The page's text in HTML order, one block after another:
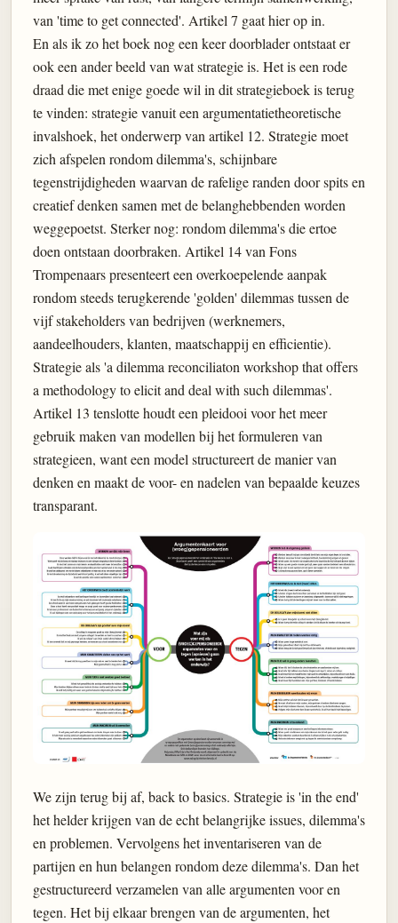
van 'time to get connected'. Artikel 7 gaat hier op in.
En als ik zo het boek nog een keer doorblader ontstaat er
ook een ander beeld van wat strategie is. Het is een rode
draad die met enige goede wil in dit strategieboek is terug
te vinden: strategie vanuit een argumentatietheoretische
invalshoek, het onderwerp van artikel 12. Strategie moet
zich afspelen rondom dilemma's, schijnbare
tegenstrijdigheden waarvan de rafelige randen door spits en
creatief denken samen met de belanghebbenden worden
weggepoetst. Sterker nog: rondom dilemma's die ertoe
doen ontstaan doorbraken. Artikel 14 van Fons
Trompenaars presenteert een overkoepelende aanpak
rondom steeds terugkerende 'golden' dilemmas tussen de
vijf stakeholders van bedrijven (werknemers,
aandeelhouders, klanten, maatschappij en efficientie).
Strategie als 'a dilemma reconciliaton workshop that offers
a methodology to elicit and deal with such dilemmas'.
Artikel 13 tenslotte houdt een pleidooi voor het meer
gebruik maken van modellen bij het formuleren van
strategieen, want een model structureert de manier van
denken en maakt de voor- en nadelen van bepaalde keuzes
transparant.
We zijn terug bij af, back to basics. Strategie is 'in the end'
het helder krijgen van de echt belangrijke issues, dilemma's
en problemen. Vervolgens het inventariseren van de
partijen en hun belangen rondom deze dilemma's. Dan het
gestructureerd verzamelen van alle argumenten voor en
tegen. Het bij elkaar brengen van de argumenten, het